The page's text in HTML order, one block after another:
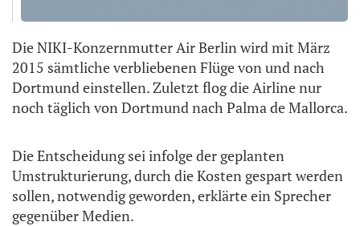
Die NIKI-Konzernmutter Air Berlin wird mit März
2015 sämtliche verbliebenen Flüge von und nach
Dortmund einstellen. Zuletzt flog die Airline nur
noch täglich von Dortmund nach Palma de Mallorca.
Die Entscheidung sei infolge der geplanten
Umstrukturierung, durch die Kosten gespart werden
sollen, notwendig geworden, erklärte ein Sprecher
gegenüber Medien.